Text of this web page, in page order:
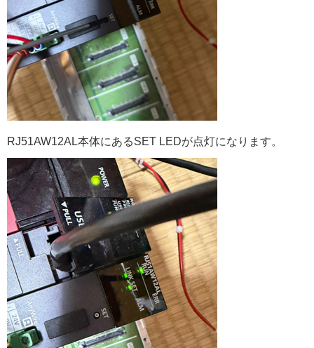
RJ51AW12AL本体にあるSET LEDが点灯になります。